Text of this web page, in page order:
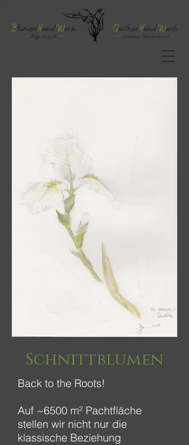
Schnittblumen
Back to the Roots!
Auf ~6500 m² Pachtfläche
stellen wir nicht nur die
klassische Beziehung